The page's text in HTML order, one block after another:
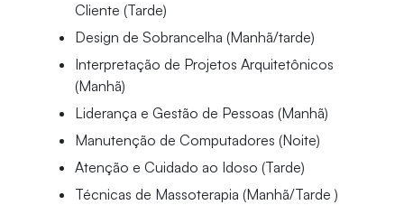
Cliente (Tarde)
Design de Sobrancelha (Manhã/tarde)
Interpretação de Projetos Arquitetônicos
(Manhã)
Liderança e Gestão de Pessoas (Manhã)
Manutenção de Computadores (Noite)
Atenção e Cuidado ao Idoso (Tarde)
Técnicas de Massoterapia (Manhã/Tarde )